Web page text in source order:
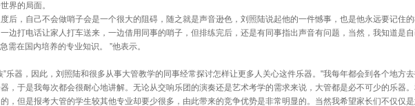
界的局面。
自己不会做哨子会是一个很大的阻碍，随之就是声音逊色，刘照陆说起他的一件憾事，也是他永远要记住的
边打电话让家人打车送来，一边借用同事的哨子，但排练完后，还是有同事指出声音有问题，当然，我知道是
需在国内培养的专业知识。 ”他表示。
，因此，刘照陆和很多从事大管教学的同事经常探讨怎样让更多人关心这件乐器。"我每年都会到各个地方
，于是我每次都会很耐心地讲解。无论从交响乐团的演奏还是艺术考学的需求来说，大管都是必不可少的乐器
，但是报考大管的学生较其他专业却要少很多，由此带来的竞争优势是非常明显的。当然我希望家长们不仅仅